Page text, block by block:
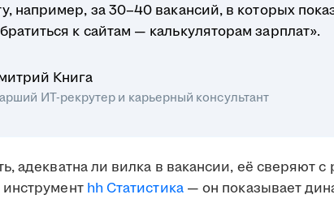
например, за 30–40 вакансий, в которых
к сайтам — калькуляторам зарплат».
Книга
ИТ-рекрутер и карьерный консультант
адекватна ли вилка в вакансии, её сверяют
hh Статистика— он показывает